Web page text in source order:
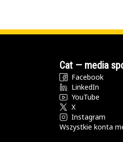
Cat — media
Facebook
LinkedIn
YouTube
X
Instagram
Wszystkie konta